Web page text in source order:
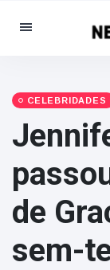
Social &
Cinema & TV
Celebridades
Moda e Beleza
Automóveis &
Comida e
CELEBRIDADES
de
sem-